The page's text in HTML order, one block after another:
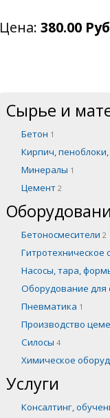
Цена: 380.00
Сырье и
Бетон 1
Кирпич,
Минералы 1
Цемент 2
Бетоносмесители 2
Насосы, тара,
Оборудование для
Пневматика 1
Производство
Силосы 4
Химическое
Услуги
Консалтинг,